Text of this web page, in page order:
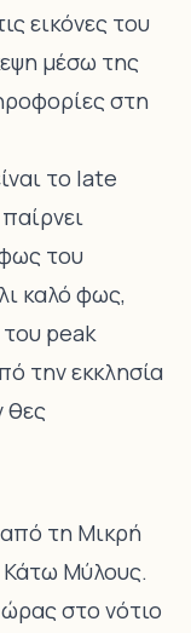
εικόνες του
μέσω της
στη
το late
του
καλό φως,
του peak
την εκκλησία
θες
τη Μικρή
Κάτω Μύλους.
στο νότιο